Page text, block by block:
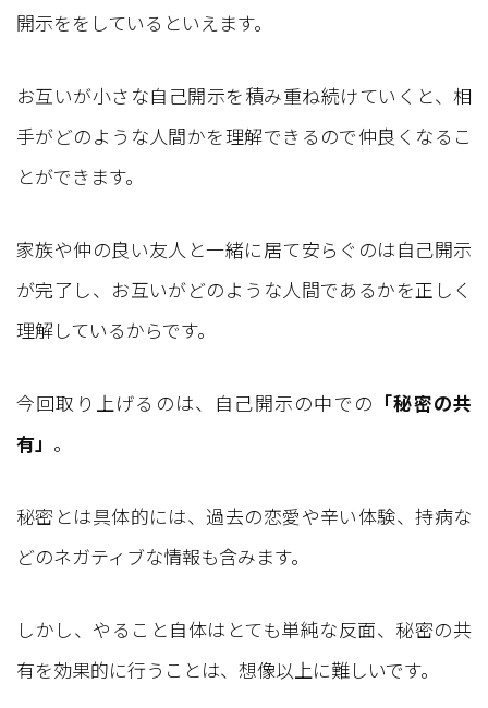
開示ををしているといえます。
お互いが小さな自己開示を積み重ね続けていくと、相
手がどのような人間かを理解できるので仲良くなるこ
とができます。
家族や仲の良い友人と一緒に居て安らぐのは自己開示
が完了し、お互いがどのような人間であるかを正しく
理解しているからです。
今回取り上げるのは、自己開示の中での 「秘密の共
有」 。
秘密とは具体的には、過去の恋愛や辛い体験、持病な
どのネガティブな情報も含みます。
しかし、やること自体はとても単純な反面、秘密の共
有を効果的に行うことは、想像以上に難しいです。